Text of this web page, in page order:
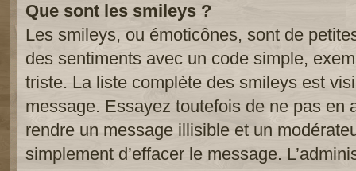
Que sont les smileys ?
Les smileys, ou émoticônes, sont de
des sentiments avec un code simple,
triste. La liste complète des smileys est
message. Essayez toutefois de ne pas en
rendre un message illisible et un
simplement d’effacer le message.